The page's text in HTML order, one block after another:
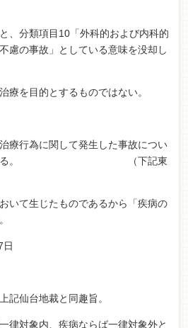
、分類項目10「外科的および内科的
慮の事故」としている意味を没却し
療を目的とするものではない。
行為に関して発生した事故につい
象になる。 （下記東
て生じたものであるから「疾病の
日
記仙台地裁と同趣旨。
律対象内、疾病ならば一律対象外と